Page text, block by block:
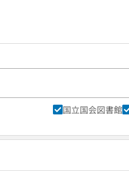
国立国会図書館